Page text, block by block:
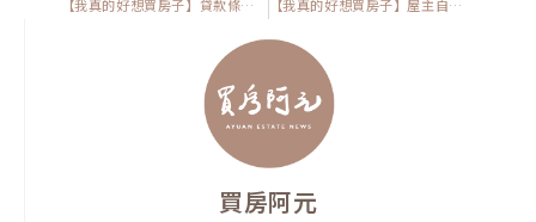
【我真的好想買房子】貸款條件不好？走五年劇本會讓你隨時陷入危機，我建議你這樣做！ 【我真的好想買房子】屋主自售的房子真的便宜嗎？小心這個隱藏風險讓你白忙一場！
買房阿元